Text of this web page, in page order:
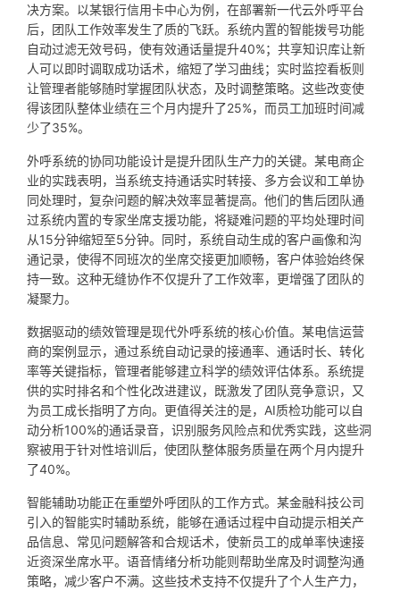
决方案。以某银行信用卡中心为例，在部署新一代云外呼平台
后，团队工作效率发生了质的飞跃。系统内置的智能拨号功能
自动过滤无效号码，使有效通话量提升40%；共享知识库让新
人可以即时调取成功话术，缩短了学习曲线；实时监控看板则
让管理者能够随时掌握团队状态，及时调整策略。这些改变使
得该团队整体业绩在三个月内提升了25%，而员工加班时间减
少了35%。
外呼系统的协同功能设计是提升团队生产力的关键。某电商企
业的实践表明，当系统支持通话实时转接、多方会议和工单协
同处理时，复杂问题的解决效率显著提高。他们的售后团队通
过系统内置的专家坐席支援功能，将疑难问题的平均处理时间
从15分钟缩短至5分钟。同时，系统自动生成的客户画像和沟
通记录，使得不同班次的坐席交接更加顺畅，客户体验始终保
持一致。这种无缝协作不仅提升了工作效率，更增强了团队的
凝聚力。
数据驱动的绩效管理是现代外呼系统的核心价值。某电信运营
商的案例显示，通过系统自动记录的接通率、通话时长、转化
率等关键指标，管理者能够建立科学的绩效评估体系。系统提
供的实时排名和个性化改进建议，既激发了团队竞争意识，又
为员工成长指明了方向。更值得关注的是，AI质检功能可以自
动分析100%的通话录音，识别服务风险点和优秀实践，这些洞
察被用于针对性培训后，使团队整体服务质量在两个月内提升
了40%。
智能辅助功能正在重塑外呼团队的工作方式。某金融科技公司
引入的智能实时辅助系统，能够在通话过程中自动提示相关产
品信息、常见问题解答和合规话术，使新员工的成单率快速接
近资深坐席水平。语音情绪分析功能则帮助坐席及时调整沟通
策略，减少客户不满。这些技术支持不仅提升了个人生产力，